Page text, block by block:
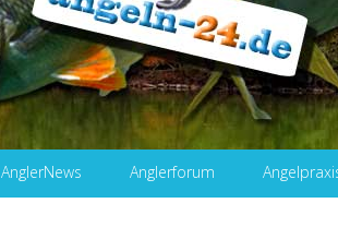
AnglerNews Anglerforum